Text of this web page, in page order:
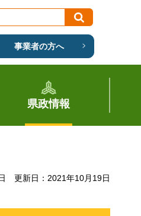
事業者の方へ
県政情報
更新日：2021年10月19日